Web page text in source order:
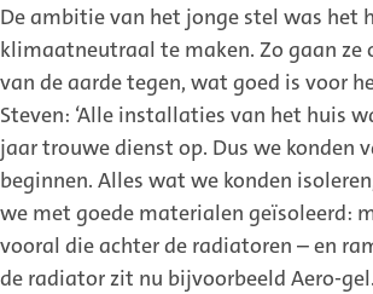
De ambitie van het jonge stel was het
klimaatneutraal te maken. Zo gaan ze
van de aarde tegen, wat goed is voor
Steven: ‘Alle installaties van het huis
jaar trouwe dienst op. Dus we konden
beginnen. Alles wat we konden
we met goede materialen geïsoleerd:
vooral die achter de radiatoren – en
de radiator zit nu bijvoorbeeld Aero-